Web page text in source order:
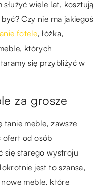
wiele lat, kosztują
Czy nie ma jakiegoś
fotele, łóżka,
których
się przybliżyć w
za grosze
tanie meble, zawsze
ofert od osób
się starego wystroju
jest to szansa,
nowe meble, które